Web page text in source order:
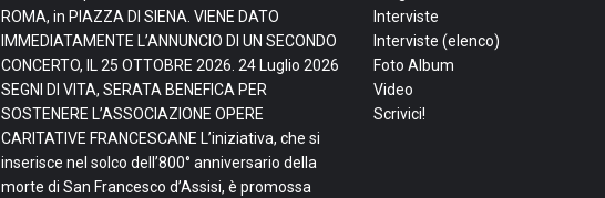
ROMA, in PIAZZA DI SIENA. VIENE DATO
IMMEDIATAMENTE L’ANNUNCIO DI UN SECONDO
CONCERTO, IL 25 OTTOBRE 2026. 24 Luglio 2026
SEGNI DI VITA, SERATA BENEFICA PER
SOSTENERE L’ASSOCIAZIONE OPERE
CARITATIVE FRANCESCANE L’iniziativa, che si
inserisce nel solco dell’800° anniversario della
morte di San Francesco d’Assisi, è promossa
Interviste
Interviste (elenco)
Foto Album
Video
Scrivici!